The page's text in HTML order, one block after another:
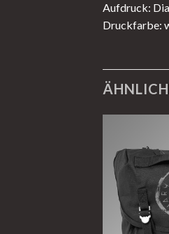
Aufdruck:
Druckfarbe: